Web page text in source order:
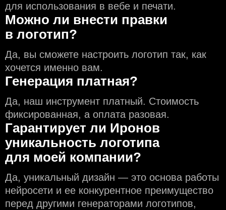
для использования в вебе и печати.
Можно ли внести правки
в логотип?
Да, вы сможете настроить логотип так, как
хочется именно вам.
Генерация платная?
Да, наш инструмент платный. Стоимость
фиксированная, а оплата разовая.
Гарантирует ли Иронов
уникальность логотипа
для моей компании?
Да, уникальный дизайн — это основа работы
нейросети и еe конкурентное преимущество
перед другими генераторами логотипов,